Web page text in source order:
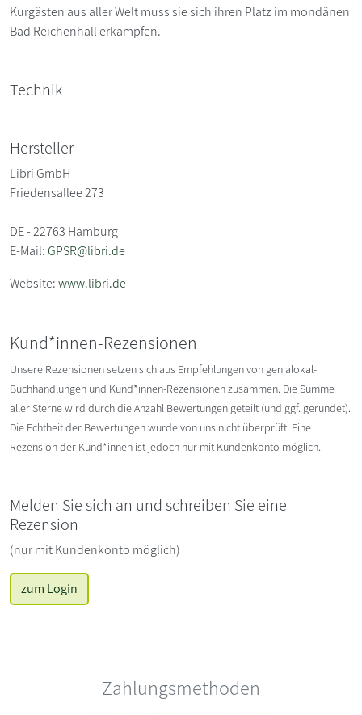
Kurgästen aus aller Welt muss sie sich ihren Platz im mondänen
Bad Reichenhall erkämpfen. -
Technik
Hersteller
Libri GmbH
Friedensallee 273
DE - 22763 Hamburg
E-Mail:GPSR@libri.de
Website:www.libri.de
Kund*innen-Rezensionen
Unsere Rezensionen setzen sich aus Empfehlungen von genialokal-
Buchhandlungen und Kund*innen-Rezensionen zusammen. Die Summe
aller Sterne wird durch die Anzahl Bewertungen geteilt (und ggf. gerundet).
Die Echtheit der Bewertungen wurde von uns nicht überprüft. Eine
Rezension der Kund*innen ist jedoch nur mit Kundenkonto möglich.
Melden Sie sich an und schreiben Sie eine
Rezension
(nur mit Kundenkonto möglich)
zum Login
Zahlungsmethoden